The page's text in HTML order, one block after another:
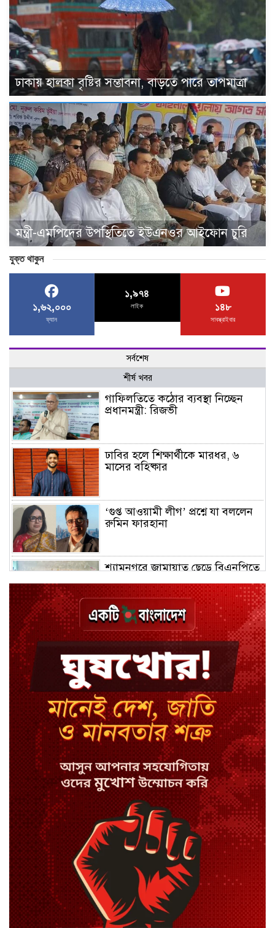
ঢাকায় হালকা বৃষ্টির সম্ভাবনা, বাড়তে পারে তাপমাত্রা
মন্ত্রী-এমপিদের উপস্থিতিতে ইউএনওর আইফোন চুরি
যুক্ত থাকুন
১,৬২,০০০
ফ্যান
১,৯৭৪
লাইক ১৪৮
সাবস্ক্রাইবার
সর্বশেষ
শীর্ষ খবর
গাফিলতিতে কঠোর ব্যবস্থা নিচ্ছেন
প্রধানমন্ত্রী: রিজভী
ঢাবির হলে শিক্ষার্থীকে মারধর, ৬
মাসের বহিষ্কার
‘গুপ্ত আওয়ামী লীগ’ প্রশ্নে যা বললেন
রুমিন ফারহানা
শ্যামনগরে জামায়াত ছেড়ে বিএনপিতে
ঢাকায় হালকা বৃষ্টির সম্ভাবনা, বাড়তে
পারে তাপমাত্রা
মন্ত্রী-এমপিদের উপস্থিতিতে ইউএনওর
আইফোন চুরি
সিরাজগঞ্জে বাস ট্রাক দুর্ঘটনা, চালকসহ
নিহত ২
স্পিকারের নামে জাল ডিও, প্রতারণার
অভিযোগে এসিল্যান্ডের বিরুদ্ধে মামলা
সাদা না বাদামি চিনি, কোনটি ভালো?
হাসানের ৪ উইকেটের দিনে ধুঁকছে
বাংলাদেশ